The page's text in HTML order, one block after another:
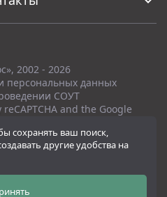
2002 - 2026
персональных данных
СОУТ
and the Google
касающаяся технических
при каких условиях не является
положениями Статьи 437(2)
сохранять ваш поиск,
другие удобства на